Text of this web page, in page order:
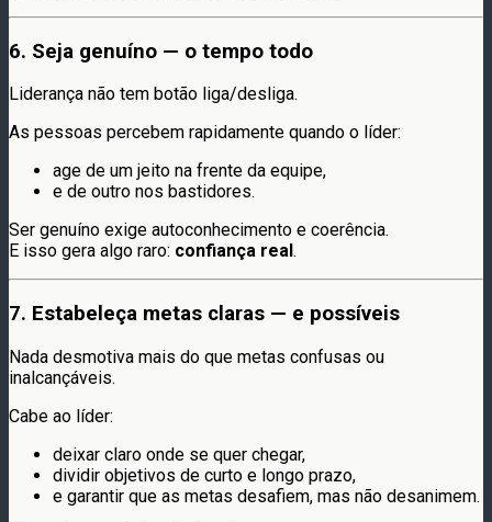
6. Seja genuíno — o tempo todo
Liderança não tem botão liga/desliga.
As pessoas percebem rapidamente quando o líder:
age de um jeito na frente da equipe,
e de outro nos bastidores.
Ser genuíno exige autoconhecimento e coerência.
E isso gera algo raro: confiança real .
7. Estabeleça metas claras — e possíveis
Nada desmotiva mais do que metas confusas ou
inalcançáveis.
Cabe ao líder:
deixar claro onde se quer chegar,
dividir objetivos de curto e longo prazo,
e garantir que as metas desafiem, mas não desanimem.